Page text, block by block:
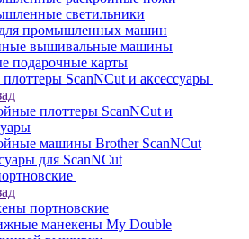
светильники
промышленных машин
вышивальные машины
подарочные карты
ScanNCut и аксессуары
плоттеры ScanNCut и
машины Brother ScanNCut
для ScanNCut
портновские
манекены My Double